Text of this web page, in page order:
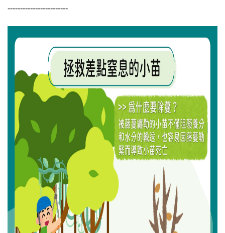
------------------------